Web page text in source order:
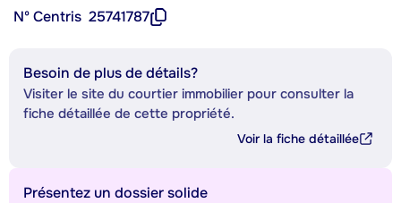
Nº Centris 25741787
Besoin de plus de détails?
Visiter le site du courtier immobilier pour consulter la
fiche détaillée de cette propriété.
Voir la fiche détaillée
Présentez un dossier solide